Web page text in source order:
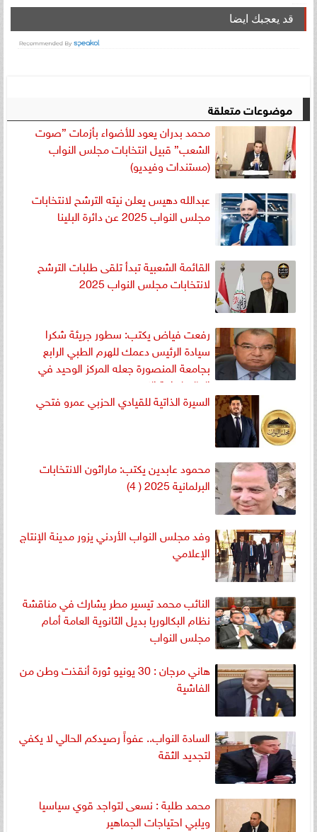
قد يعجبك ايضا
موضوعات متعلقة
محمد بدران يعود للأضواء بأزمات ”صوت
الشعب” قبيل انتخابات مجلس النواب
(مستندات وفيديو)
عبدالله دهيس يعلن نيته الترشح لانتخابات
مجلس النواب 2025 عن دائرة البلينا
القائمة الشعبية تبدأ تلقى طلبات الترشح
لانتخابات مجلس النواب 2025
رفعت فياض يكتب: سطور جريئة شكرا
سيادة الرئيس دعمك للهرم الطبي الرابع
بجامعة المنصورة جعله المركز الوحيد في
العالم لزراعة الكبد
السيرة الذاتية للقيادي الحزبي عمرو فتحي
محمود عابدين يكتب: ماراثون الانتخابات
البرلمانية 2025 ( 4)
وفد مجلس النواب الأردني يزور مدينة الإنتاج
الإعلامي
النائب محمد تيسير مطر يشارك في مناقشة
نظام البكالوريا بديل الثانوية العامة أمام
مجلس النواب
هاني مرجان : 30 يونيو ثورة أنقذت وطن من
الفاشية
السادة النواب.. عفواً رصيدكم الحالي لا يكفي
لتجديد الثقة
محمد طلبة : نسعى لتواجد قوي سياسيا
ويلبي احتياجات الجماهير